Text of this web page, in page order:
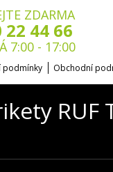
ZDARMA
22 44 66
7:00 - 17:00
podmínky Obchodní
RUF